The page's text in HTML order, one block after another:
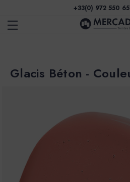
+33(0) 972 550
Glacis Béton -